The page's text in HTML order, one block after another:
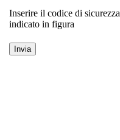
Inserire il codice di sicurezza
indicato in figura